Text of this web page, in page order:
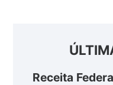
Receita